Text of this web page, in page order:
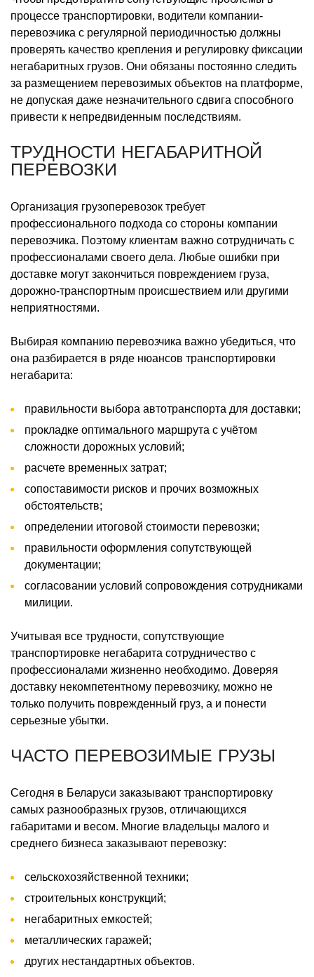
процессе транспортировки, водители компании-
перевозчика с регулярной периодичностью должны
проверять качество крепления и регулировку фиксации
негабаритных грузов. Они обязаны постоянно следить
за размещением перевозимых объектов на платформе,
не допуская даже незначительного сдвига способного
привести к непредвиденным последствиям.
ТРУДНОСТИ НЕГАБАРИТНОЙ
ПЕРЕВОЗКИ
Организация грузоперевозок требует
профессионального подхода со стороны компании
перевозчика. Поэтому клиентам важно сотрудничать с
профессионалами своего дела. Любые ошибки при
доставке могут закончиться повреждением груза,
дорожно-транспортным происшествием или другими
неприятностями.
Выбирая компанию перевозчика важно убедиться, что
она разбирается в ряде нюансов транспортировки
негабарита:
правильности выбора автотранспорта для доставки;
прокладке оптимального маршрута с учётом
сложности дорожных условий;
расчете временных затрат;
сопоставимости рисков и прочих возможных
обстоятельств;
определении итоговой стоимости перевозки;
правильности оформления сопутствующей
документации;
согласовании условий сопровождения сотрудниками
милиции.
Учитывая все трудности, сопутствующие
транспортировке негабарита сотрудничество с
профессионалами жизненно необходимо. Доверяя
доставку некомпетентному перевозчику, можно не
только получить поврежденный груз, а и понести
серьезные убытки.
ЧАСТО ПЕРЕВОЗИМЫЕ ГРУЗЫ
Сегодня в Беларуси заказывают транспортировку
самых разнообразных грузов, отличающихся
габаритами и весом. Многие владельцы малого и
среднего бизнеса заказывают перевозку:
сельскохозяйственной техники;
строительных конструкций;
негабаритных емкостей;
металлических гаражей;
других нестандартных объектов.